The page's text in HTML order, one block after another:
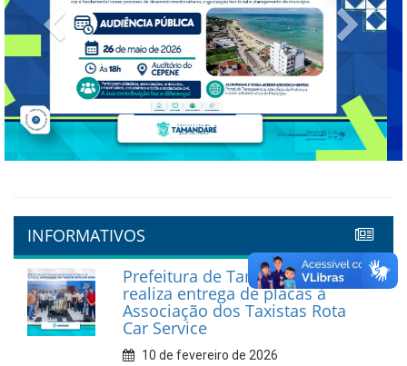
Previous Next